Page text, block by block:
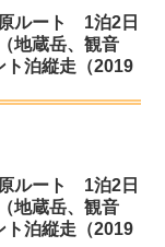
ルート 1泊2日
地蔵岳、観音
ト泊縦走（2019
ルート 1泊2日
地蔵岳、観音
ト泊縦走（2019